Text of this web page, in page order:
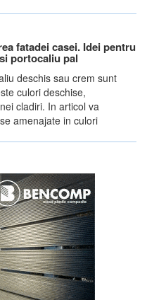
fatadei casei. Idei pentru
portocaliu pal
deschis sau crem sunt
culori deschise,
cladiri. In articol va
amenajate in culori